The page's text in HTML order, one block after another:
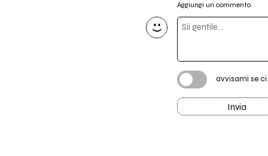
Aggiungi un commento
avvisami se
Invia